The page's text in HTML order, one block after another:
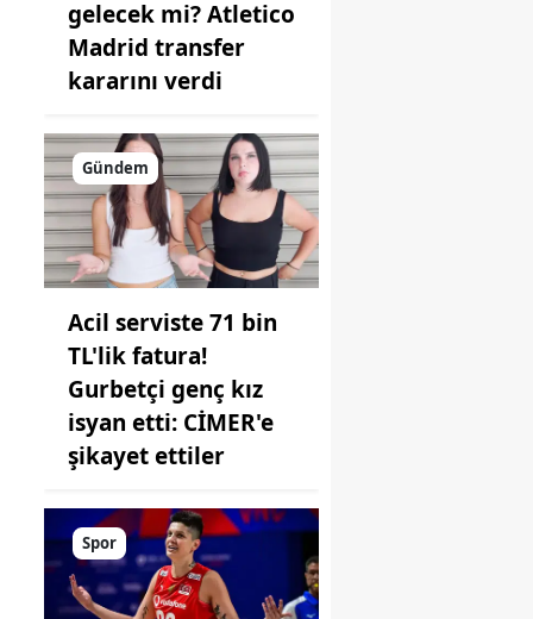
gelecek mi? Atletico
Madrid transfer
kararını verdi
Gündem
Acil serviste 71 bin
TL'lik fatura!
Gurbetçi genç kız
isyan etti: CİMER'e
şikayet ettiler
Spor